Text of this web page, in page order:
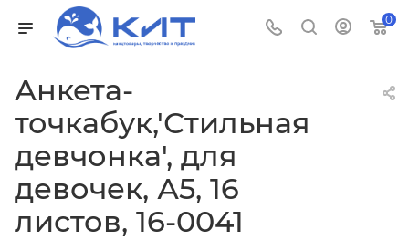
0
Анкета-
точкабук,'Стильная
девчонка', для
девочек, А5, 16
листов, 16-0041